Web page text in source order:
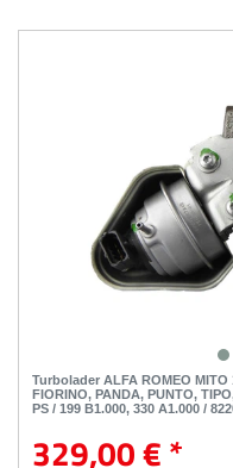
Turbolader ALFA ROMEO
FIORINO, PANDA, PUNTO,
PS / 199 B1.000, 330 A1.000 /
329,00 € *